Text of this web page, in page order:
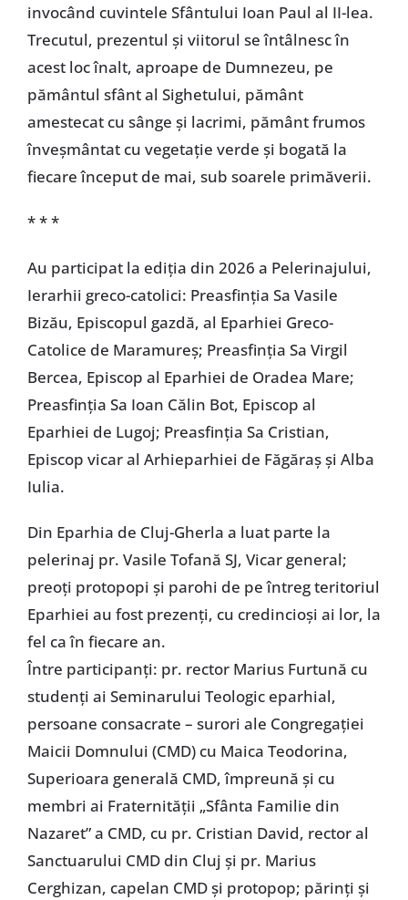
invocând cuvintele Sfântului Ioan Paul al II-lea.
Trecutul, prezentul și viitorul se întâlnesc în
acest loc înalt, aproape de Dumnezeu, pe
pământul sfânt al Sighetului, pământ
amestecat cu sânge și lacrimi, pământ frumos
înveșmântat cu vegetație verde și bogată la
fiecare început de mai, sub soarele primăverii.
* * *
Au participat la ediția din 2026 a Pelerinajului,
Ierarhii greco-catolici: Preasfinția Sa Vasile
Bizău, Episcopul gazdă, al Eparhiei Greco-
Catolice de Maramureș; Preasfinția Sa Virgil
Bercea, Episcop al Eparhiei de Oradea Mare;
Preasfinția Sa Ioan Călin Bot, Episcop al
Eparhiei de Lugoj; Preasfinția Sa Cristian,
Episcop vicar al Arhieparhiei de Făgăraș și Alba
Iulia.
Din Eparhia de Cluj-Gherla a luat parte la
pelerinaj pr. Vasile Tofană SJ, Vicar general;
preoți protopopi și parohi de pe întreg teritoriul
Eparhiei au fost prezenți, cu credincioși ai lor, la
fel ca în fiecare an.
Între participanți: pr. rector Marius Furtună cu
studenți ai Seminarului Teologic eparhial,
persoane consacrate – surori ale Congregației
Maicii Domnului (CMD) cu Maica Teodorina,
Superioara generală CMD, împreună și cu
membri ai Fraternității „Sfânta Familie din
Nazaret” a CMD, cu pr. Cristian David, rector al
Sanctuarului CMD din Cluj și pr. Marius
Cerghizan, capelan CMD și protopop; părinți și